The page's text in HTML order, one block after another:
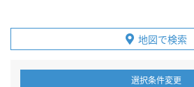
地図で検索
選択条件変更